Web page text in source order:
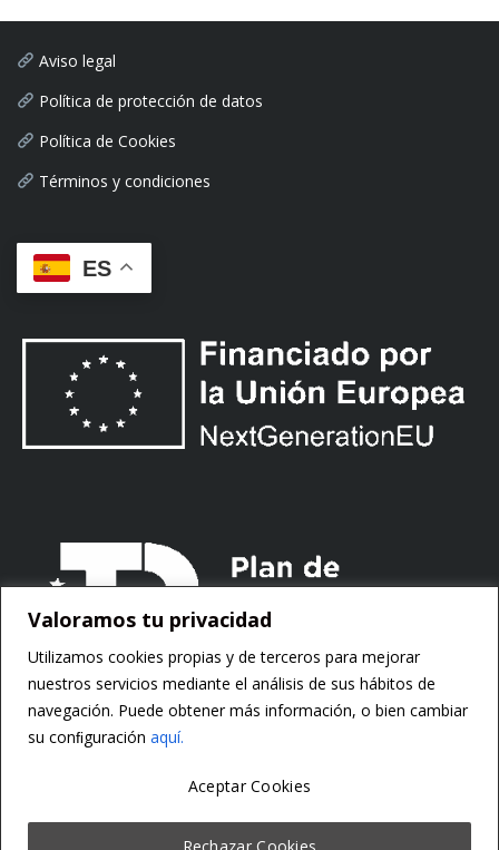
Valoramos tu privacidad
Utilizamos cookies propias y de terceros para mejorar
nuestros servicios mediante el análisis de sus hábitos de
navegación. Puede obtener más información, o bien cambiar
su conﬁguración aquí.
Rechazar Cookies
Aceptar Cookies
Aviso legal
Política de protección de datos
Política de Cookies
Términos y condiciones
ES